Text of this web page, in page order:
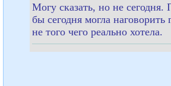
Могу сказать, но не сегодня.
бы сегодня могла наговорить
не того чего реально хотела.